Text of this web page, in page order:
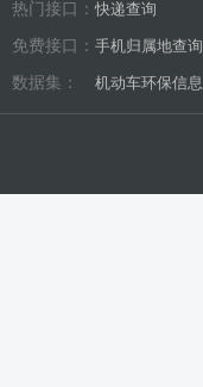
热门接口： 快递查询
免费接口： 手机归属地查询
数据集： 机动车环保信息